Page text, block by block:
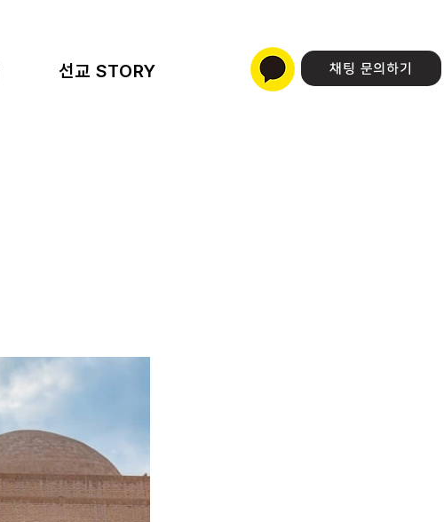
선교 STORY 채팅 문의하기